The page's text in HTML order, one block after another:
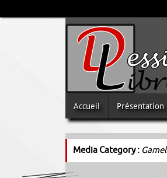
au
contenu
Accueil Présentation
Media Category : Gamel